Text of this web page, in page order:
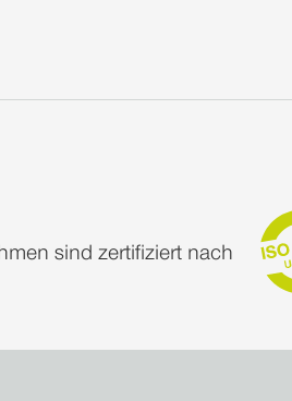
sind zertifiziert nach